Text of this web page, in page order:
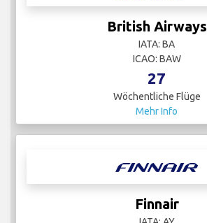
British Airways
IATA: BA
ICAO: BAW
27
Wöchentliche Flüge
Mehr Info
Finnair